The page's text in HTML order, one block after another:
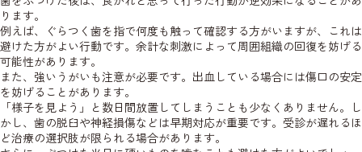
ります。
例えば、ぐらつく歯を指で何度も触って確認する方がいますが、これは
避けた方がよい行動です。余計な刺激によって周囲組織の回復を妨げる
可能性があります。
また、強いうがいも注意が必要です。出血している場合には傷口の安定
を妨げることがあります。
「様子を見よう」と数日間放置してしまうことも少なくありません。し
かし、歯の脱臼や神経損傷などは早期対応が重要です。受診が遅れるほ
ど治療の選択肢が限られる場合があります。